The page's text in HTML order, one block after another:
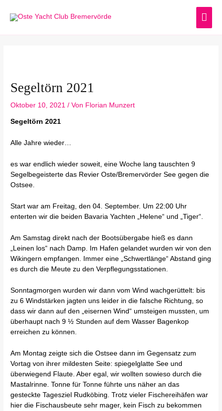
Inhalt
Segeltörn 2021
Oktober 10, 2021/ Von Florian Munzert
Segeltörn 2021
Alle Jahre wieder…
es war endlich wieder soweit, eine Woche lang tauschten 9
Segelbegeisterte das Revier Oste/Bremervörder See gegen die
Ostsee.
Start war am Freitag, den 04. September. Um 22:00 Uhr
enterten wir die beiden Bavaria Yachten „Helene“ und „Tiger“.
Am Samstag direkt nach der Bootsübergabe hieß es dann
„Leinen los“ nach Damp. Im Hafen gelandet wurden wir von den
Wikingern empfangen. Immer eine „Schwertlänge“ Abstand ging
es durch die Meute zu den Verpflegungsstationen.
Sonntagmorgen wurden wir dann vom Wind wachgerüttelt: bis
zu 6 Windstärken jagten uns leider in die falsche Richtung, so
dass wir dann auf den „eisernen Wind“ umsteigen mussten, um
überhaupt nach 9 ½ Stunden auf dem Wasser Bagenkop
erreichen zu können.
Am Montag zeigte sich die Ostsee dann im Gegensatz zum
Vortag von ihrer mildesten Seite: spiegelglatte See und
überwiegend Flaute. Aber egal, wir wollten sowieso durch die
Mastalrinne. Tonne für Tonne führte uns näher an das
gesteckte Tagesziel Rudköbing. Trotz vieler Fischereihäfen war
hier die Fischausbeute sehr mager, kein Fisch zu bekommen